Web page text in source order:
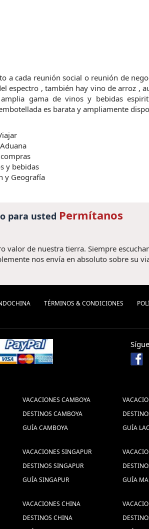
a cada reunión social o reunión de
espectro , también hay vino de arroz ,
gama de vinos y bebidas
es barata y ampliamente
y bebidas
y Geografía
para usted Permítanos
valor de nuestra tierra. Siempre
nos envía en absoluto sobre su
TÉRMINOS & CONDICIONES
VACACIONES CAMBOYA
DESTINOS CAMBOYA
GUÍA CAMBOYA
GUÍA
VACACIONES SINGAPUR
DESTINOS SINGAPUR
GUÍA SINGAPUR
GUÍA
VACACIONES CHINA
DESTINOS CHINA